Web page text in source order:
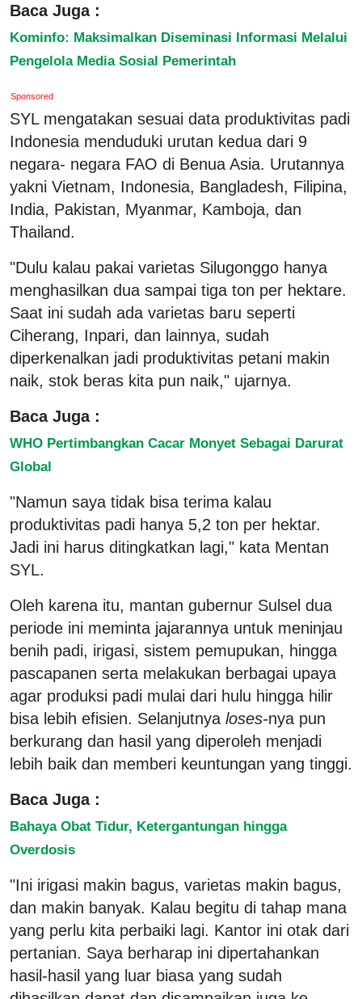
Baca Juga :
Kominfo: Maksimalkan Diseminasi Informasi Melalui
Pengelola Media Sosial Pemerintah
Sponsored
SYL mengatakan sesuai data produktivitas padi
Indonesia menduduki urutan kedua dari 9
negara- negara FAO di Benua Asia. Urutannya
yakni Vietnam, Indonesia, Bangladesh, Filipina,
India, Pakistan, Myanmar, Kamboja, dan
Thailand.
"Dulu kalau pakai varietas Silugonggo hanya
menghasilkan dua sampai tiga ton per hektare.
Saat ini sudah ada varietas baru seperti
Ciherang, Inpari, dan lainnya, sudah
diperkenalkan jadi produktivitas petani makin
naik, stok beras kita pun naik," ujarnya.
Baca Juga :
WHO Pertimbangkan Cacar Monyet Sebagai Darurat
Global
"Namun saya tidak bisa terima kalau
produktivitas padi hanya 5,2 ton per hektar.
Jadi ini harus ditingkatkan lagi," kata Mentan
SYL.
Oleh karena itu, mantan gubernur Sulsel dua
periode ini meminta jajarannya untuk meninjau
benih padi, irigasi, sistem pemupukan, hingga
pascapanen serta melakukan berbagai upaya
agar produksi padi mulai dari hulu hingga hilir
bisa lebih efisien. Selanjutnya loses-nya pun
berkurang dan hasil yang diperoleh menjadi
lebih baik dan memberi keuntungan yang tinggi.
Baca Juga :
Bahaya Obat Tidur, Ketergantungan hingga
Overdosis
"Ini irigasi makin bagus, varietas makin bagus,
dan makin banyak. Kalau begitu di tahap mana
yang perlu kita perbaiki lagi. Kantor ini otak dari
pertanian. Saya berharap ini dipertahankan
hasil-hasil yang luar biasa yang sudah